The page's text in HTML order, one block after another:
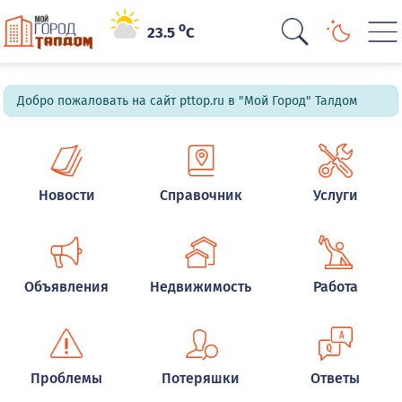
23.5oC
Добро пожаловать на сайт pttop.ru в "Мой Город" Талдом
Новости Справочник Услуги
Объявления Недвижимость Работа
Проблемы Потеряшки Ответы